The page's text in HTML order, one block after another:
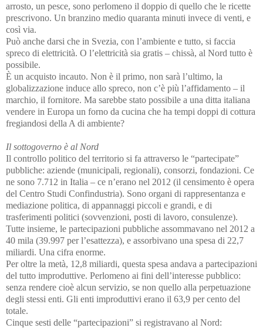
arrosto, un pesce, sono perlomeno il doppio di quello che le ricette
prescrivono. Un branzino medio quaranta minuti invece di venti, e
così via.
Può anche darsi che in Svezia, con l’ambiente e tutto, si faccia
spreco di elettricità. O l’elettricità sia gratis – chissà, al Nord tutto è
possibile.
È un acquisto incauto. Non è il primo, non sarà l’ultimo, la
globalizzazione induce allo spreco, non c’è più l’affidamento – il
marchio, il fornitore. Ma sarebbe stato possibile a una ditta italiana
vendere in Europa un forno da cucina che ha tempi doppi di cottura
fregiandosi della A di ambiente?
Il sottogoverno è al Nord
Il controllo politico del territorio si fa attraverso le “partecipate”
pubbliche: aziende (municipali, regionali), consorzi, fondazioni. Ce
ne sono 7.712 in Italia – ce n’erano nel 2012 (il censimento è opera
del Centro Studi Confindustria). Sono organi di rappresentanza e
mediazione politica, di appannaggi piccoli e grandi, e di
trasferimenti politici (sovvenzioni, posti di lavoro, consulenze).
Tutte insieme, le partecipazioni pubbliche assommavano nel 2012 a
40 mila (39.997 per l’esattezza), e assorbivano una spesa di 22,7
miliardi. Una cifra enorme.
Per oltre la metà, 12,8 miliardi, questa spesa andava a partecipazioni
del tutto improduttive. Perlomeno ai fini dell’interesse pubblico:
senza rendere cioè alcun servizio, se non quello alla perpetuazione
degli stessi enti. Gli enti improduttivi erano il 63,9 per cento del
totale.
Cinque sesti delle “partecipazioni” si registravano al Nord: